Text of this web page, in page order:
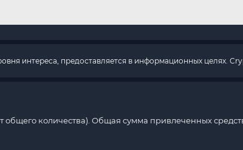
интереса, предоставляется в информационных целях.
общего количества). Общая сумма привлеченных